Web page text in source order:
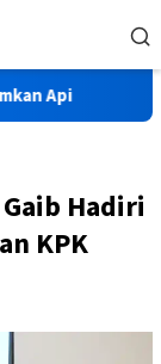
HKG PKK
Hadiri
KPK